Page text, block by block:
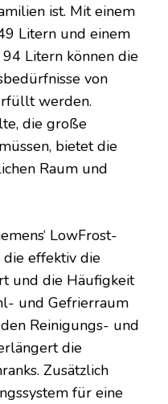
ist. Mit einem
Litern und einem
Litern können die
von
werden.
die große
bietet die
Raum und
LowFrost-
die effektiv die
und die Häufigkeit
und Gefrierraum
Reinigungs- und
die
Zusätzlich
für eine